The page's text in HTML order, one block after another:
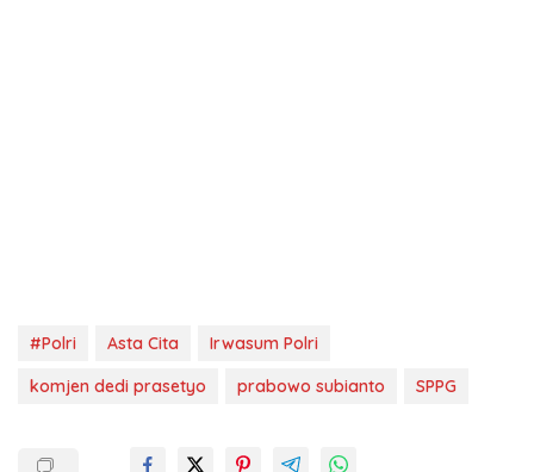
#Polri Asta Cita
Irwasum Polri
komjen dedi prasetyo
prabowo subianto SPPG